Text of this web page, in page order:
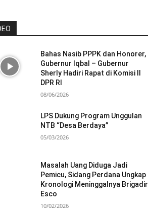
Bahas Nasib PPPK dan Honorer,
Gubernur Iqbal – Gubernur
Sherly Hadiri Rapat di Komisi II
DPR RI
08/06/2026
LPS Dukung Program Unggulan
NTB “Desa Berdaya”
05/03/2026
Masalah Uang Diduga Jadi
Pemicu, Sidang Perdana Ungkap
Kronologi Meninggalnya Brigadir
Esco
10/02/2026